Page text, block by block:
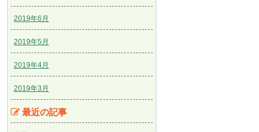
2019年6月
2019年5月
2019年4月
2019年3月
最近の記事